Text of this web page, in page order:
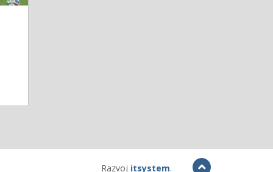
Razvoj itsystem.